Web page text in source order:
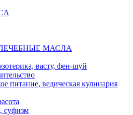
МАСЛА
васту, фен-шуй
питание, ведическая кулинария
суфизм